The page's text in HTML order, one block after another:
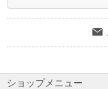
ショップメニュー